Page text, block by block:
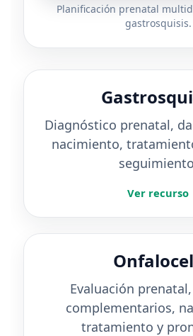
Planificación prenatal
gastrosquisis.
Diagnóstico prenatal,
nacimiento,
Ver recurso
Evaluación
complementarios,
tratamiento y